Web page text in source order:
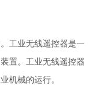
工业无线遥控器是一
置。工业无线遥控器
机械的运行。